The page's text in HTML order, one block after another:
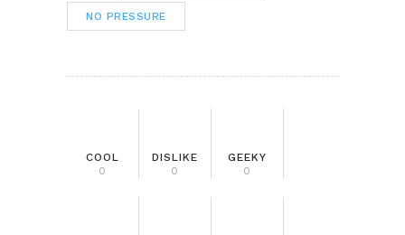
NO PRESSURE
COOL
0
DISLIKE
0
GEEKY
0